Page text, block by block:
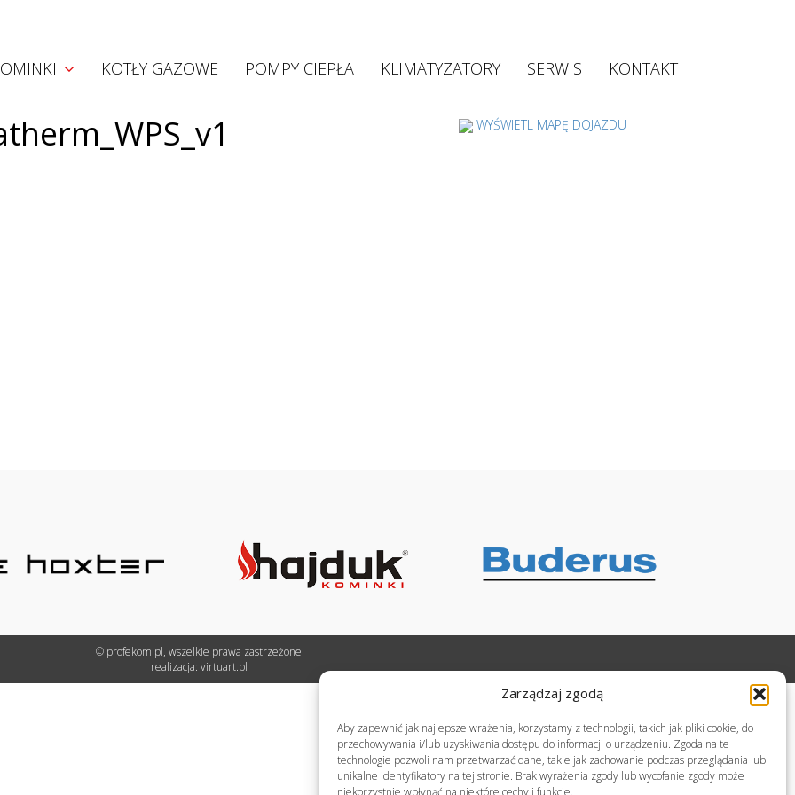
Zarządzaj zgodą
Aby zapewnić jak najlepsze wrażenia, korzystamy z technologii, takich jak pliki cookie, do
przechowywania i/lub uzyskiwania dostępu do informacji o urządzeniu. Zgoda na te
technologie pozwoli nam przetwarzać dane, takie jak zachowanie podczas przeglądania lub
unikalne identyfikatory na tej stronie. Brak wyrażenia zgody lub wycofanie zgody może
niekorzystnie wpłynąć na niektóre cechy i funkcje.
KOTŁY GAZOWE POMPY CIEPŁA KLIMATYZATORY SERWIS KONTAKT
WYŚWIETL MAPĘ DOJAZDU
© profekom.pl, wszelkie prawa zastrzeżone
realizacja: virtuart.pl
Kominki akumulacyjne
Kominki z płaszczem wodnym